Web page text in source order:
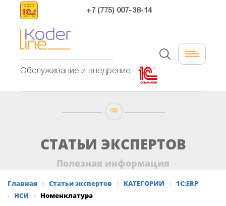
Обслуживание и внедрение
+7 (775) 007-38-14
СТАТЬИ ЭКСПЕРТОВ
Полезная информация
Главная Статьи экспертов КАТЕГОРИИ
1С:ERP
НСИ
Номенклатура